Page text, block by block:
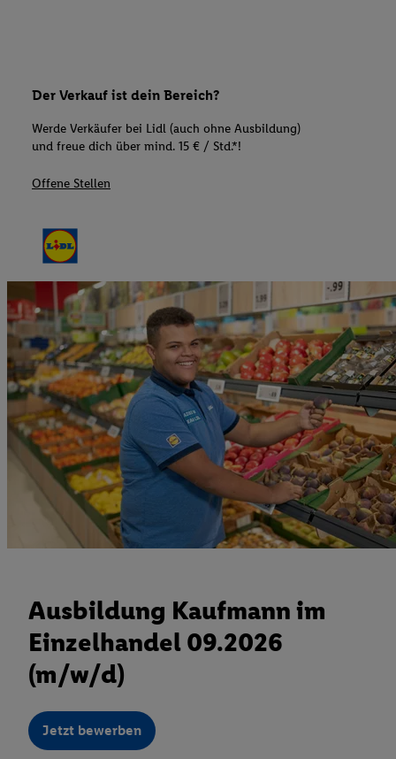
Der Verkauf ist dein Bereich?
Werde Verkäufer bei Lidl (auch ohne Ausbildung)
und freue dich über mind. 15 € / Std.*!
Offene Stellen
Ausbildung Kaufmann im
Einzelhandel 09.2026
(m/w/d)
Jetzt bewerben